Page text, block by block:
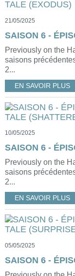
21/05/2025
Previously on the
saisons
2...
EN SAVOIR PLUS
10/05/2025
Previously on the
saisons
2...
EN SAVOIR PLUS
05/05/2025